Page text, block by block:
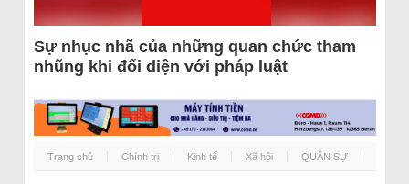
Sự nhục nhã của những quan chức tham
nhũng khi đối diện với pháp luật
Trang chủ Chính trị Kinh tế Xã hội QUÂN SỰ